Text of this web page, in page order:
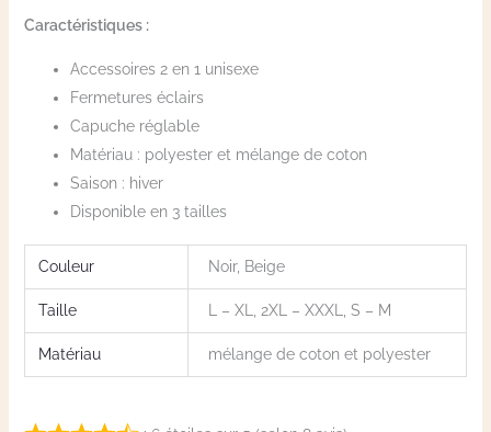
Caractéristiques :
Accessoires 2 en 1 unisexe
Fermetures éclairs
Capuche réglable
Matériau : polyester et mélange de coton
Saison : hiver
Disponible en 3 tailles
Couleur Noir, Beige
Taille L – XL, 2XL – XXXL, S – M
Matériau mélange de coton et polyester